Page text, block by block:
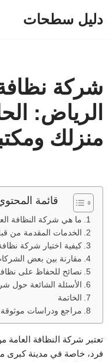
دليل سطحات
شركة
الرياض:
منزلك
قائمة
ما هي شركة النظافة
الخدمات المقدمة من
كيفية اختيار شركة
مقارنة بين بعض
نصائح للحفاظ على
الأسئلة الشائعة حول
الخاتمة
مراجع ودراسات موثوقة
تعتبر شركة النظافة
فرد، خاصة في مدينة كبرى